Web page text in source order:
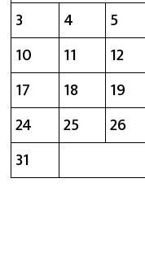
3
4 5
10
11 12
17
18 19
24
25 26
31